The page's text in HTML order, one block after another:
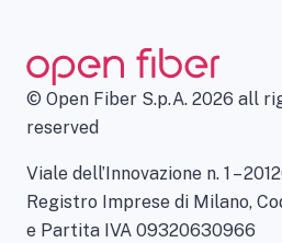
© Open Fiber S.p.A. 2026 all
reserved
Viale dell’Innovazione n. 1 –
Registro Imprese di Milano,
e Partita IVA 09320630966